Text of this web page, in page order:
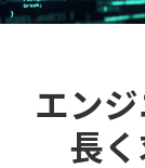
エン
長